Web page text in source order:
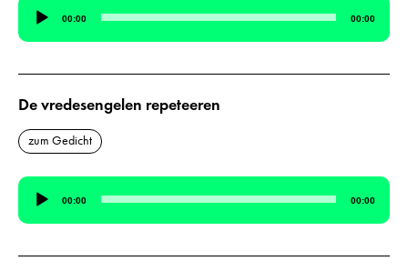
Audio-
Player
00:00 00:00
De vredesengelen repeteeren
zum Gedicht
Audio-
Player
00:00 00:00